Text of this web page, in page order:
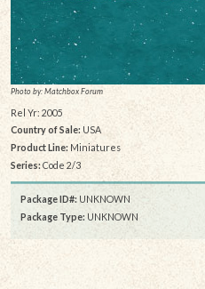
Photo by: Matchbox Forum
Rel Yr: 2005
Country of Sale: USA
Product Line:Miniatures
Series:Code 2/3
Package ID#: UNKNOWN
Package Type: UNKNOWN